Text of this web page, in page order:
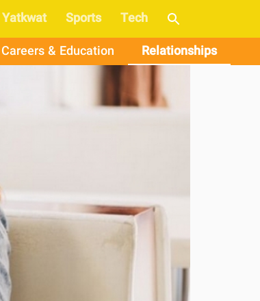
Sports
Tech
Careers & Education Relationships